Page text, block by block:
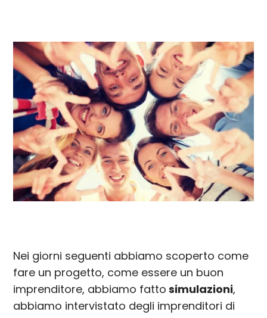
Nei giorni seguenti abbiamo scoperto come
fare un progetto, come essere un buon
imprenditore, abbiamo fatto simulazioni,
abbiamo intervistato degli imprenditori di